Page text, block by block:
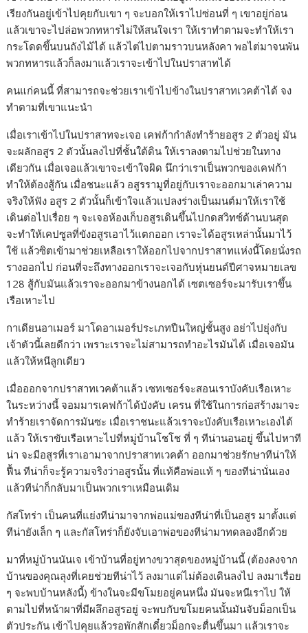
เรียงกันอยู่เข้าไปคุยกับเขา ๆ จะบอกให้เราไปซ่อนที่ ๆ เขาอยู่ก่อน
แล้วเขาจะไปล่อพวกทหารไม่ให้สนใจเรา ให้เราทำตามจะทำให้เรา
กระโดดขึ้นบนถังไม้ได้ แล้วไต่ไปตามราวบนหลังคา พอไต่มาจนพัน
พวกทหารแล้วก็ลงมาแล้วเราจะเข้าไปในปราสาทได้
คนแก่คนนี้ ที่สามารถจะช่วยเราเข้าไปข้างในปราสาทเวคต้าได้ จง
ทำตามที่เขาแนะนำ
เมื่อเราเข้าไปในปราสาทจะเจอ เคฟก้ากำลังทำร้ายอสูร 2 ตัวอยู่ มัน
จะผลักอสูร 2 ตัวนั้นลงไปที่ชั้นใต้ดิน ให้เราลงตามไปช่วยในทาง
เดียวกัน เมื่อเจอแล้วเขาจะเข้าใจผิด นึกว่าเราเป็นพวกของเคฟก้า
ทำให้ต้องสู้กัน เมื่อชนะแล้ว อสูรรามูที่อยู่กับเราจะออกมาเล่าความ
จริงให้ฟัง อสูร 2 ตัวนั้นก็เข้าใจแล้วแปลงร่างเป็นมนต์มาให้เราใช้
เดินต่อไปเรื่อย ๆ จะเจอห้องเก็บอสูรเดินขึ้นไปกดสวิทซ์ด้านบนสุด
จะทำให้เคปซูลที่ขังอสูรเอาไว้แตกออก เราจะได้อสูรเหล่านั้นมาไว้
ใช้ แล้วซิตเข้ามาช่วยเหลือเราให้ออกไปจากปราสาทแห่งนี้โดยนั่งรถ
รางออกไป ก่อนที่จะถึงทางออกเราจะเจอกับหุ่นยนต์ปีศาจหมายเลข
128 สู้กับมันแล้วเราจะออกมาข้างนอกได้ เซตเซอร์จะมารับเราขึ้น
เรือเหาะไป
กาเดียนอาเมอร์ มาโดอาเมอร์ประเภทปืนใหญ่ชั้นสูง อย่าไปยุ่งกับ
เจ้าตัวนี้เลยดีกว่า เพราะเราจะไม่สามารถทำอะไรมันได้ เมื่อเจอมัน
แล้วให้หนีลูกเดียว
เมื่อออกจากปราสาทเวคต้าแล้ว เซทเซอร์จะสอนเราบังคับเรือเหาะ
ในระหว่างนี้ จอมมารเคฟก้าได้บังคับ เครน ที่ใช้ในการก่อสร้างมาจะ
ทำร้ายเราจัดการมันซะ เมื่อเราชนะแล้วเราจะบังคับเรือเหาะเองได้
แล้ว ให้เราขับเรือเหาะไปที่หมู่บ้านโชโช ที่ ๆ ทีน่านอนอยู่ ขึ้นไปหาที
น่า จะมีอสูรที่เราเอามาจากปราสาทเวคต้า ออกมาช่วยรักษาทีน่าให้
ฟื้น ทีน่าก็จะรู้ความจริงว่าอสูรนั้น ที่แท้คือพ่อแท้ ๆ ของทีน่านั่นเอง
แล้วทีน่าก็กลับมาเป็นพวกเราเหมือนเดิม
กัสโทร่า เป็นคนที่แย่งทีน่ามาจากพ่อแม่ของทีน่าที่เป็นอสูร มาตั้งแต่
ทีน่ายังเล็ก ๆ และกัสโทร่าก็ยังจับเอาพ่อของทีน่ามาทดลองอีกด้วย
มาที่หมู่บ้านนันเจ เข้าบ้านที่อยู่ทางขวาสุดของหมู่บ้านนี้ (ต้องลงจาก
บ้านของคุณลุงที่เคยช่วยทีน่าไว้ ลงมาแต่ไม่ต้องเดินลงไป ลงมาเรื่อย
ๆ จะพบบ้านหลังนี้) ข้างในจะมีขโมยอยู่คนหนึ่ง มันจะหนีเราไป ให้
ตามไปที่หน้าผาที่มีผลึกอสูรอยู่ จะพบกับขโมยคนนั้นมันจับม็อกเป็น
ตัวประกัน เข้าไปคุยแล้วรอพักสักเดี๋ยวม็อกจะตื่นขึ้นมา แล้วเราจะ